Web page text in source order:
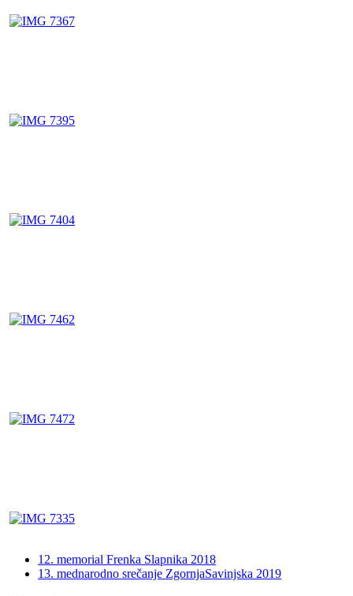
12. memorial Frenka Slapnika 2018
13. mednarodno srečanje ZgornjaSavinjska 2019